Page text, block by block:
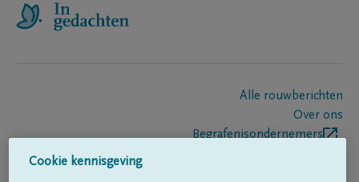
Alle rouwberichten
Over ons
Begrafenisondernemers
Cookie kennisgeving